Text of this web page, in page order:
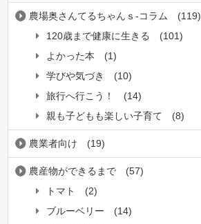
農場奥さんてるちゃんｓ-コラム
(119)
120歳まで健康に生きる
(101)
よかった本
(1)
学びや気づき
(10)
旅行へ行こう！
(14)
親も子どもも楽しい子育て
(8)
農業者向け (19)
農産物ができるまで
(57)
トマト
(2)
ブルーベリー
(14)